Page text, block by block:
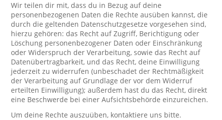
Wir teilen dir mit, dass du in Bezug auf deine
personenbezogenen Daten die Rechte ausüben kannst, die
durch die geltenden Datenschutzgesetze vorgesehen sind,
hierzu gehören: das Recht auf Zugriff, Berichtigung oder
Löschung personenbezogener Daten oder Einschränkung
oder Widerspruch der Verarbeitung, sowie das Recht auf
Datenübertragbarkeit, und das Recht, deine Einwilligung
jederzeit zu widerrufen (unbeschadet der Rechtmäßigkeit
der Verarbeitung auf Grundlage der vor dem Widerruf
erteilten Einwilligung); außerdem hast du das Recht, direkt
eine Beschwerde bei einer Aufsichtsbehörde einzureichen.
Um deine Rechte auszuüben, kontaktiere uns bitte.